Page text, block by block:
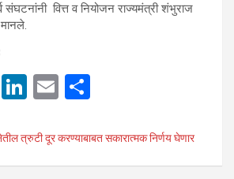
संघटनांनी वित्त व नियोजन राज्यमंत्री शंभुराज
T
Li
ke
dI
E
ail ar
e
त्रुटी दूर करण्याबाबत सकारात्मक निर्णय घेणार